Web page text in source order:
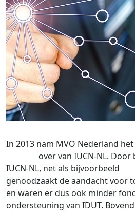
In 2013 nam MVO Nederland
over van IUCN-NL.
IUCN-NL, net als bijvoorbeeld
genoodzaakt de aandacht voor
en waren er dus ook minder
ondersteuning van IDUT.